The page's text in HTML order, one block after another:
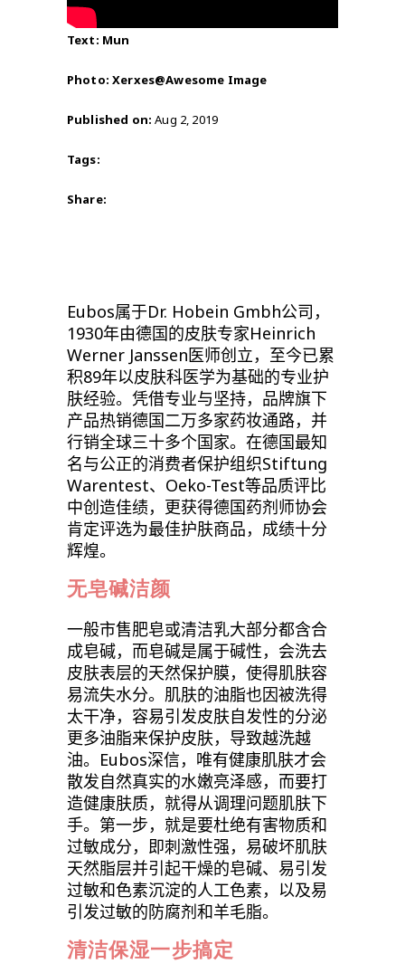
Text: Mun
Photo: Xerxes@Awesome Image
Published on: Aug 2, 2019
Tags:
Share:
Eubos属于Dr. Hobein Gmbh公司，
1930年由德国的皮肤专家Heinrich
Werner Janssen医师创立，至今已累
积89年以皮肤科医学为基础的专业护
肤经验。凭借专业与坚持，品牌旗下
产品热销德国二万多家药妆通路，并
行销全球三十多个国家。在德国最知
名与公正的消费者保护组织Stiftung
Warentest、 Oeko-Test等品质评比
中创造佳绩，更获得德国药剂师协会
肯定评选为最佳护肤商品，成绩十分
辉煌。
无皂碱洁颜
一般市售肥皂或清洁乳大部分都含合
成皂碱，而皂碱是属于碱性，会洗去
皮肤表层的天然保护膜，使得肌肤容
易流失水分。肌肤的油脂也因被洗得
太干净，容易引发皮肤自发性的分泌
更多油脂来保护皮肤，导致越洗越
油。 Eubos深信，唯有健康肌肤才会
散发自然真实的水嫩亮泽感， 而要打
造健康肤质，就得从调理问题肌肤下
手。 第一步，就是要杜绝有害物质和
过敏成分，即刺激性强，易破坏肌肤
天然脂层并引起干燥的皂碱、易引发
过敏和色素沉淀的人工色素，以及易
引发过敏的防腐剂和羊毛脂。
清洁保湿一步搞定